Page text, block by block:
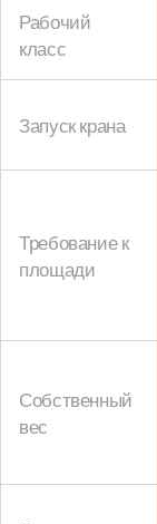
Рабочий
класс
Запуск крана
Требование к
площади
Собственный
вес